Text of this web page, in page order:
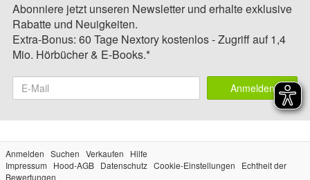
Abonniere jetzt unseren Newsletter und erhalte exklusive
Rabatte und Neuigkeiten.
Extra-Bonus: 60 Tage Nextory kostenlos - Zugriff auf 1,4
Mio. Hörbücher & E-Books.*
Anmelden
Anmelden Suchen Verkaufen
Hilfe
Impressum
Hood-AGB Datenschutz Cookie-Einstellungen
Echtheit der
Bewertungen